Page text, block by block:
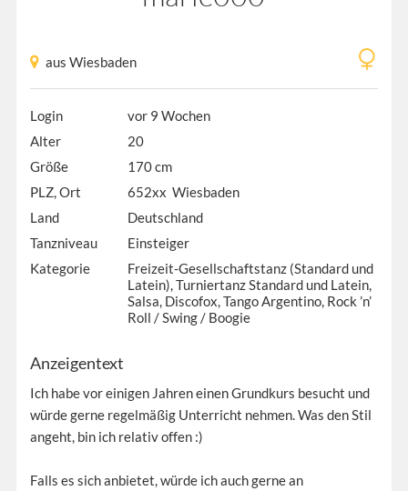
aus Wiesbaden
Login
vor 9 Wochen
Alter
20
Größe
170 cm
PLZ, Ort
652xx Wiesbaden
Land
Deutschland
Tanzniveau
Einsteiger
Kategorie
Freizeit-Gesellschaftstanz (Standard und
Latein), Turniertanz Standard und Latein,
Salsa, Discofox, Tango Argentino, Rock ’n’
Roll / Swing / Boogie
Anzeigentext
Ich habe vor einigen Jahren einen Grundkurs besucht und
würde gerne regelmäßig Unterricht nehmen. Was den Stil
angeht, bin ich relativ offen :)
Falls es sich anbietet, würde ich auch gerne an